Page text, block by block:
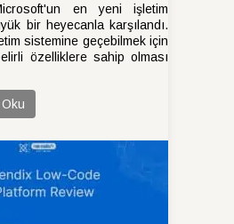
en yeni işletim
bir heyecanla karşılandı.
sistemine geçebilmek için
özelliklere sahip olması